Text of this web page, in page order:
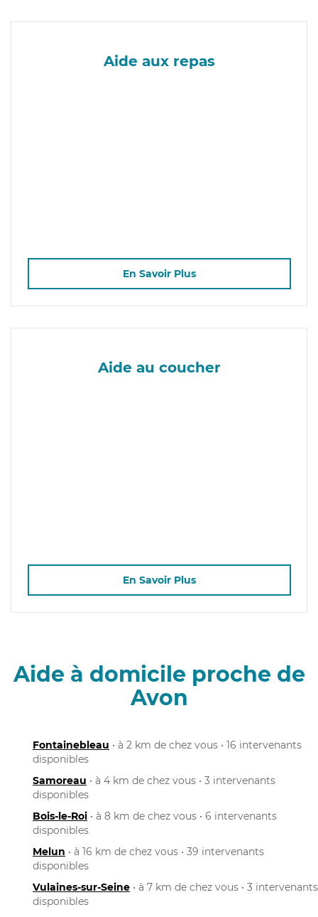
Aide aux repas
En Savoir Plus
Aide au coucher
En Savoir Plus
Aide à domicile proche de
Avon
Fontainebleau • à 2 km de chez vous • 16 intervenants
disponibles
Samoreau • à 4 km de chez vous • 3 intervenants
disponibles
Bois-le-Roi • à 8 km de chez vous • 6 intervenants
disponibles
Melun • à 16 km de chez vous • 39 intervenants
disponibles
Vulaines-sur-Seine • à 7 km de chez vous • 3 intervenants
disponibles